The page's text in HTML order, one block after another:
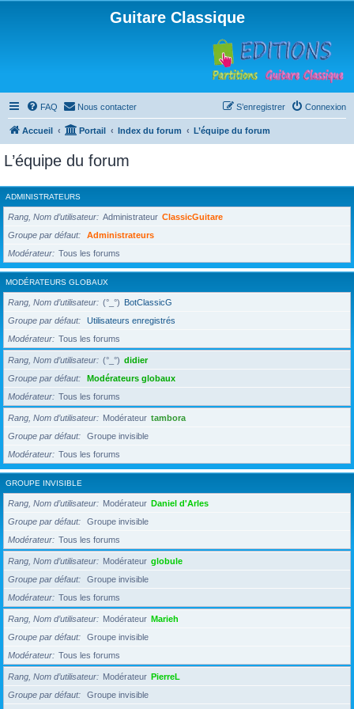
Guitare Classique
FAQ Nous contacter Connexion
S’enregistrer
Accueil Portail Index du forum L’équipe du forum
L’équipe du forum
ADMINISTRATEURS
Rang, Nom d’utilisateur Administrateur ClassicGuitare
Groupe par défaut
Administrateurs
Modérateur
Tous les forums
MODÉRATEURS GLOBAUX
Rang, Nom d’utilisateur (°_°) BotClassicG
Groupe par défaut
Utilisateurs enregistrés
Modérateur
Tous les forums
Rang, Nom d’utilisateur (°_°) didier
Groupe par défaut
Modérateurs globaux
Modérateur
Tous les forums
Rang, Nom d’utilisateur Modérateur tambora
Groupe par défaut
Groupe invisible
Modérateur
Tous les forums
GROUPE INVISIBLE
Rang, Nom d’utilisateur Modérateur Daniel d'Arles
Groupe par défaut
Groupe invisible
Modérateur
Tous les forums
Rang, Nom d’utilisateur Modérateur globule
Groupe par défaut
Groupe invisible
Modérateur
Tous les forums
Rang, Nom d’utilisateur Modérateur Marieh
Groupe par défaut
Groupe invisible
Modérateur
Tous les forums
Rang, Nom d’utilisateur Modérateur PierreL
Groupe par défaut
Groupe invisible